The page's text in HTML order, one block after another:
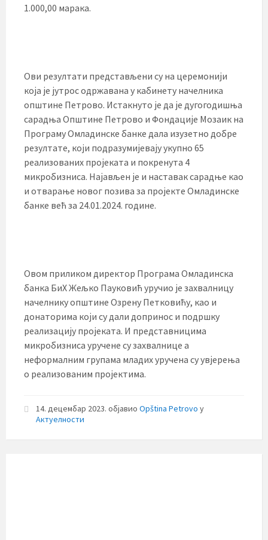
1.000,00 марака.
Ови резултати представљени су на церемонији
која је јутрос одржавана у кабинету начелника
општине Петрово. Истакнуто је да је дугогодишња
сарадња Општине Петрово и Фондације Мозаик на
Програму Омладинске банке дала изузетно добре
резултате, који подразумијевају укупно 65
реализованих пројеката и покренута 4
микробизниса. Најављен је и наставак сарадње као
и отварање новог позива за пројекте Омладинске
банке већ за 24.01.2024. године.
Овом приликом директор Програма Омладинска
банка БиХ Жељко Пауковић уручио је захвалницу
начелнику општине Озрену Петковићу, као и
донаторима који су дали допринос и подршку
реализацију пројеката. И представницима
микробизниса уручене су захвалнице а
неформалним групама младих уручена су увјерења
о реализованим пројектима.
14. децембар 2023. објавио Opština Petrovo у
Актуелности